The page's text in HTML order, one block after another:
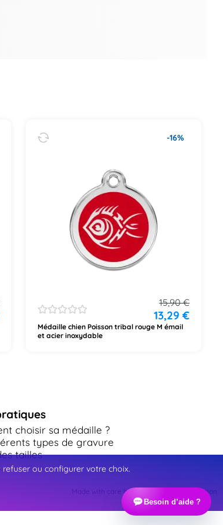
-16%
15,90€
13,29€
Médaille chien Poisson tribal rouge M émail
et acier inoxydable
choisir sa médaille ?
types de gravure
tailles
Made with care by Webinart Communication
Besoin d’aide ?
ou configurer votre choix.